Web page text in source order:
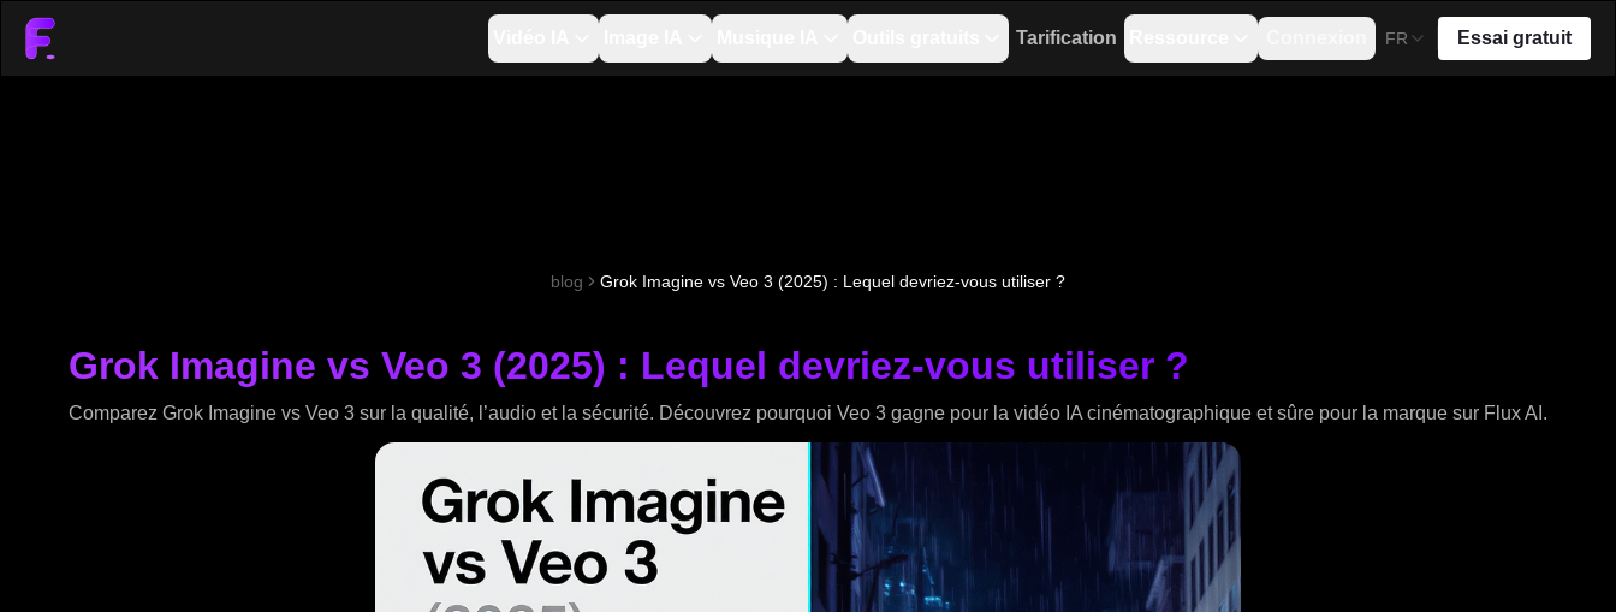
Tarification FR Essai gratuit
blog Grok Imagine vs Veo 3 (2025) : Lequel devriez-vous utiliser ?
Grok Imagine vs Veo 3 (2025) : Lequel devriez-vous utiliser ?
Comparez Grok Imagine vs Veo 3 sur la qualité, l’audio et la sécurité. Découvrez pourquoi Veo 3 gagne pour la vidéo IA cinématographique et sûre pour la marque sur Flux AI.